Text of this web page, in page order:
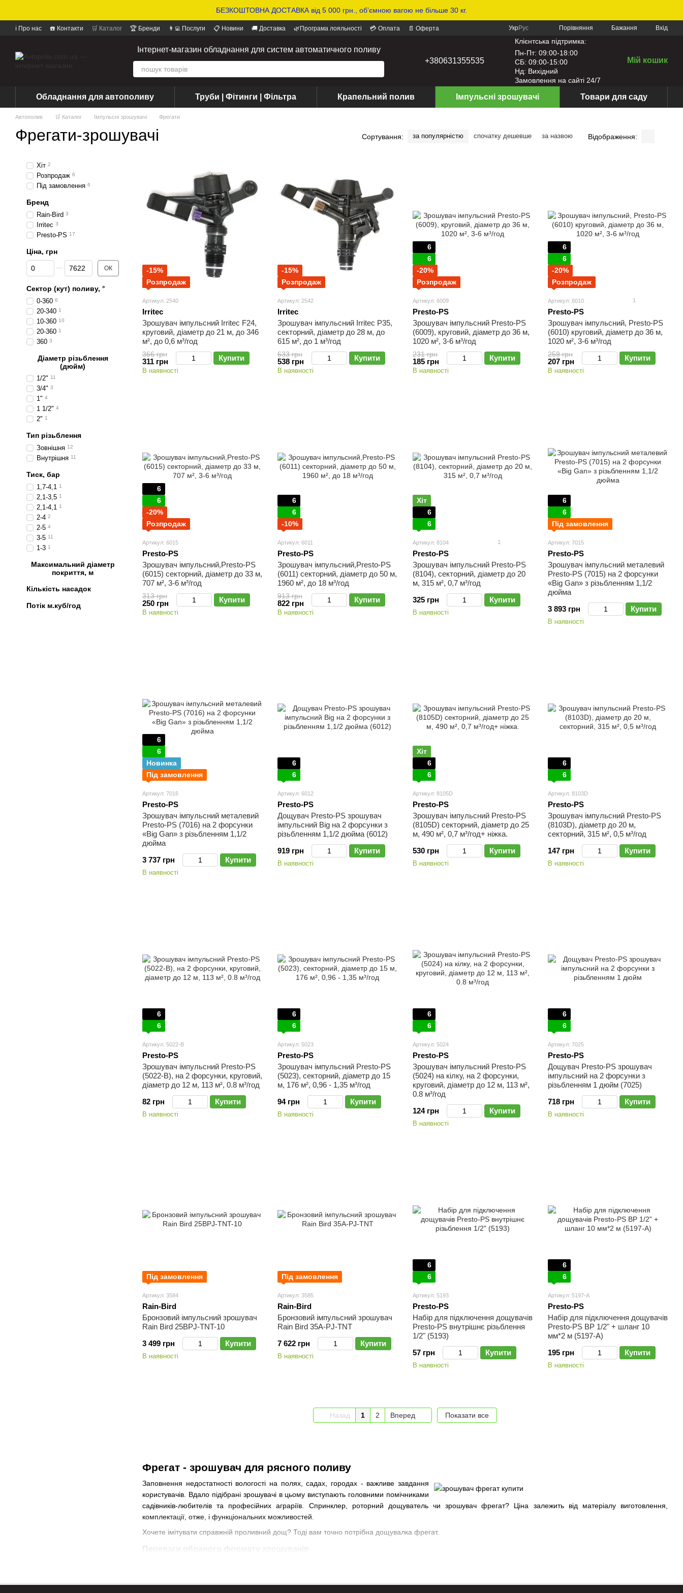
БЕЗКОШТОВНА ДОСТАВКА від 5 000 грн., обʼємною вагою не більше 30 кг.
ℹ️ Про нас ☎️ Контакти 🛒 Каталог 🏆 Бренди 👨‍💻 Послуги 📋 Новини 🚚 Доставка 🌿Програма лояльності 💳 Оплата
📄 Оферта
УкрРус Порівняння Бажання Вхід
Інтернет-магазин обладнання для систем автоматичного поливу
+380631355535
Клієнтська підтримка:
Пн-Пт: 09:00-18:00
СБ: 09:00-15:00
Нд: Вихідний
Замовлення на сайті 24/7
Мій кошик
Обладнання для автополиву Труби | Фітинги | Фільтра Крапельний полив Імпульсні зрошувачі Товари для саду
Автополив 🛒 Каталог Імпульсні зрошувачі Фрегати
Фрегати-зрошувачі Сортування: за популярністю спочатку дешевше за назвою Відображення:
Фрегат - зрошувач для рясного поливу
Заповнення недостатності вологості на полях, садах, городах - важливе завдання
користувачів. Вдало підібрані зрошувачі в цьому виступають головними помічниками
садівників-любителів та професійних аграріїв. Спринклер, роторний дощуватель чи зрошувач фрегат? Ціна залежить від матеріалу виготовлення,
комплектації, отже, і функціональних можливостей.
Хочете імітувати справжній проливний дощ? Тоді вам точно потрібна дощувалка фрегат.
Переваги обраного формату зрошувачів
-15%
Розпродаж
Артикул: 2540
Irritec
Зрошувач імпульсний Irritec F24,
круговий, діаметр до 21 м, до 346
м², до 0,6 м³/год
366 грн
311 грн Купити
В наявності
-15%
Розпродаж
Артикул: 2542
Irritec
Зрошувач імпульсний Irritec P35,
секторний, діаметр до 28 м, до
615 м², до 1 м³/год
633 грн
538 грн Купити
В наявності
6
6
-20%
Розпродаж
Артикул: 6009
Presto-PS
Зрошувач імпульсний Presto-PS
(6009), круговий, діаметр до 36 м,
1020 м², 3-6 м³/год
231 грн
185 грн Купити
В наявності
6
6
-20%
Розпродаж
Артикул: 6010 1
Presto-PS
Зрошувач імпульсний, Presto-PS
(6010) круговий, діаметр до 36 м,
1020 м², 3-6 м³/год
259 грн
207 грн Купити
В наявності
6
6
-20%
Розпродаж
Артикул: 6015
Presto-PS
Зрошувач імпульсний,Presto-PS
(6015) секторний, діаметр до 33 м,
707 м², 3-6 м³/год
313 грн
250 грн Купити
В наявності
6
6
-10%
Артикул: 6011
Presto-PS
Зрошувач імпульсний,Presto-PS
(6011) секторний, діаметр до 50 м,
1960 м², до 18 м³/год
913 грн
822 грн Купити
В наявності
Хіт
6
6
Артикул: 8104 1
Presto-PS
Зрошувач імпульсний Presto-PS
(8104), секторний, діаметр до 20
м, 315 м², 0,7 м³/год
325 грн
Купити
В наявності
6
6
Під замовлення
Артикул: 7015
Presto-PS
Зрошувач імпульсний металевий
Presto-PS (7015) на 2 форсунки
«Big Gan» з різьбленням 1,1/2
дюйма
3 893 грн
Купити
В наявності
6
6
Новинка
Під замовлення
Артикул: 7016
Presto-PS
Зрошувач імпульсний металевий
Presto-PS (7016) на 2 форсунки
«Big Gan» з різьбленням 1,1/2
дюйма
3 737 грн
Купити
В наявності
6
6
Артикул: 6012
Presto-PS
Дощувач Presto-PS зрошувач
імпульсний Big на 2 форсунки з
різьбленням 1,1/2 дюйма (6012)
919 грн
Купити
В наявності
Хіт
6
6
Артикул: 8105D
Presto-PS
Зрошувач імпульсний Presto-PS
(8105D) секторний, діаметр до 25
м, 490 м², 0,7 м³/год+ ніжка.
530 грн
Купити
В наявності
6
6
Артикул: 8103D
Presto-PS
Зрошувач імпульсний Presto-PS
(8103D), діаметр до 20 м,
секторний, 315 м², 0,5 м³/год
147 грн
Купити
В наявності
6
6
Артикул: 5022-B
Presto-PS
Зрошувач імпульсний Presto-PS
(5022-B), на 2 форсунки, круговий,
діаметр до 12 м, 113 м², 0.8 м³/год
82 грн
Купити
В наявності
6
6
Артикул: 5023
Presto-PS
Зрошувач імпульсний Presto-PS
(5023), секторний, діаметр до 15
м, 176 м², 0,96 - 1,35 м³/год
94 грн
Купити
В наявності
6
6
Артикул: 5024
Presto-PS
Зрошувач імпульсний Presto-PS
(5024) на кілку, на 2 форсунки,
круговий, діаметр до 12 м, 113 м²,
0.8 м³/год
124 грн
Купити
В наявності
6
6
Артикул: 7025
Presto-PS
Дощувач Presto-PS зрошувач
імпульсний на 2 форсунки з
різьбленням 1 дюйм (7025)
718 грн
Купити
В наявності
Під замовлення
Артикул: 3584
Rain-Bird
Бронзовий імпульсний зрошувач
Rain Bird 25BPJ-TNT-10
3 499 грн
Купити
В наявності
Під замовлення
Артикул: 3585
Rain-Bird
Бронзовий імпульсний зрошувач
Rain Bird 35A-PJ-TNT
7 622 грн
Купити
В наявності
6
6
Артикул: 5193
Presto-PS
Набір для підключення дощувачів
Presto-PS внутрішнє різьблення
1/2" (5193)
57 грн
Купити
В наявності
6
6
Артикул: 5197-A
Presto-PS
Набір для підключення дощувачів
Presto-PS ВР 1/2" + шланг 10
мм*2 м (5197-A)
195 грн
Купити
В наявності
Назад 1 2 Вперед Показати все
Хіт 2
Розпродаж 6
Під замовлення 6
Бренд
Rain-Bird 3
Irritec 3
Presto-PS 17
Ціна, грн
Від Ціна, грн
До Ціна, грн ОК
Сектор (кут) поливу, °
0-360 6
20-340 1
10-360 10
20-360 1
360 3
Діаметр різьблення
(дюйм)
1/2" 11
3/4" 3
1" 4
1 1/2" 4
2" 1
Тип різьблення
Зовнішня 12
Внутрішня 11
Тиск, бар
1,7-4,1 1
2,1-3,5 1
2,1-4,1 1
2-4 2
2-5 4
3-5 11
1-3 1
Максимальний діаметр
покриття, м
Кількість насадок
Потік м.куб/год